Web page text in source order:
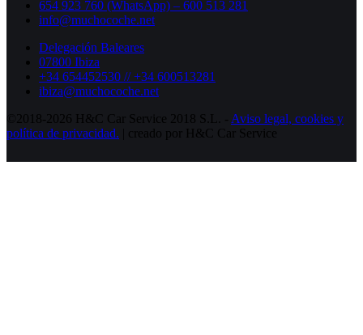
654 923 760 (WhatsApp) – 600 513 281
info@muchocoche.net
Delegación Baleares
07800 Ibiza
+34 654452530 // +34 600513281
ibiza@muchocoche.net
©2018-2026 H&C Car Service 2018 S.L. - Aviso legal, cookies y
política de privacidad. | creado por H&C Car Service